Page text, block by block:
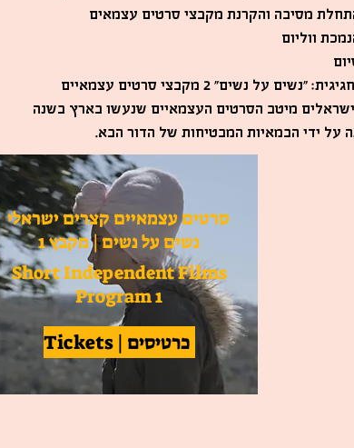
הקרנה חגיגית: ״נשים על נשים״ 2 מקבצי סרטים עצמאיים
מיטב הסרטים העצמאיים שנעשו בארץ בשנה
על ידי הבמאיות המבטיחות של הדור הבא.
סרטים עצמאיים קצרים ישראלי
נשים על נשים | מקבץ 1
Short Independent Films
Program 1
Tickets | כרטיסים